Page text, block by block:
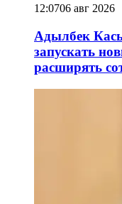
12:0706 авг 2026
Адылбек
запускать
расширять